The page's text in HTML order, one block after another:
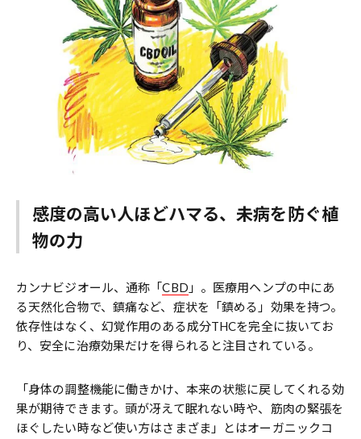
感度の高い人ほどハマる、未病を防ぐ植
物の力
カンナビジオール、通称「CBD 」。医療用ヘンプの中にあ
る天然化合物で、鎮痛など、症状を「鎮める」効果を持つ。
依存性はなく、幻覚作用のある成分THCを完全に抜いてお
り、安全に治療効果だけを得られると注目されている。
「身体の調整機能に働きかけ、本来の状態に戻してくれる効
果が期待できます。頭が冴えて眠れない時や、筋肉の緊張を
ほぐしたい時など使い方はさまざま」とはオーガニックコ